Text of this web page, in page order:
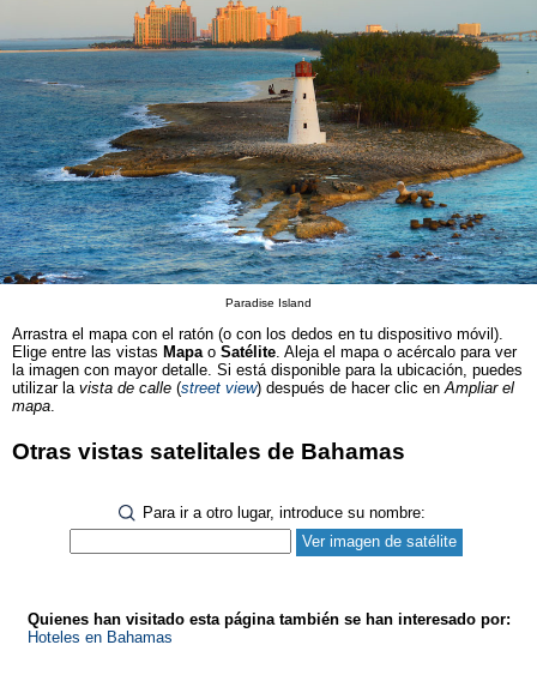
Paradise Island
Arrastra el mapa con el ratón (o con los dedos en tu dispositivo móvil).
Elige entre las vistas Mapao Satélite. Aleja el mapa o acércalo para ver
la imagen con mayor detalle. Si está disponible para la ubicación, puedes
utilizar la vista de calle (street view) después de hacer clic enAmpliar el
mapa.
Otras vistas satelitales de Bahamas
Para ir a otro lugar, introduce su nombre:
Quienes han visitado esta página también se han interesado por:
Hoteles en Bahamas